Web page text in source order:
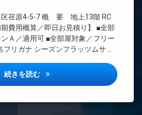
荏原4-5-7 概 要 地上13階 RC
費用概算／即日お見積り】 ■全部
Ａ／適用可 ■全部屋対象／フリー
リガナ シーズンフラッツムサ …
続きを読む シーズンフラッツ武蔵小山詳